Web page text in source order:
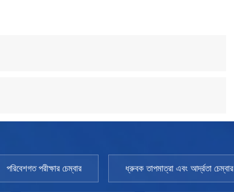
পরিবেশগত পরীক্ষার চেম্বার ধ্রুবক তাপমাত্রা এবং আর্দ্রতা চেম্বার